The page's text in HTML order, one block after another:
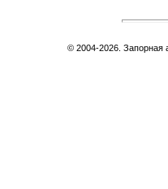
© 2004-2026. Запорная